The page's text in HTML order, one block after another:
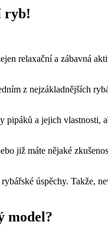
ryb!
relaxační a zábavná
z nejzákladnějších
a jejich vlastnosti,
již máte nějaké
úspěchy. Takže,
model?